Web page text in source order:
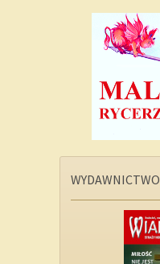
WYDAWNICTWO